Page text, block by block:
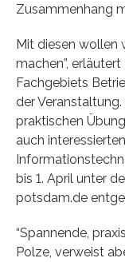
Zusammenhang
Mit diesen wollen
machen”,
Fachgebiets
der
praktischen
auch
bis 1. April unter
potsdam.de
“Spannende,
Polze, verweist